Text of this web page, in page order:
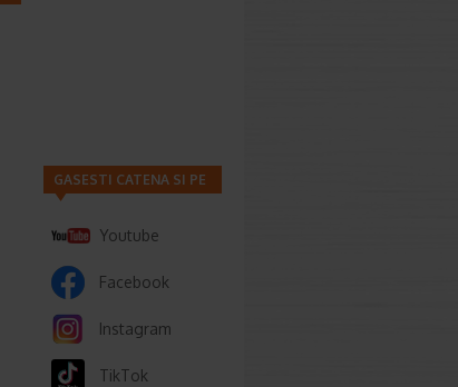
GASESTI CATENA SI PE
Youtube
Facebook
Instagram
TikTok